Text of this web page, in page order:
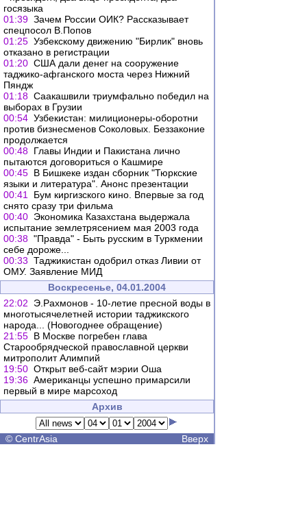
госязыка
01:39 Зачем России ОИК? Рассказывает
спецпосол В.Попов
01:25 Узбекскому движению "Бирлик" вновь
отказано в регистрации
01:20 США дали денег на сооружение
таджико-афганского моста через Нижний
Пяндж
01:18 Саакашвили триумфально победил на
выборах в Грузии
00:54 Узбекистан: милиционеры-оборотни
против бизнесменов Соколовых. Беззаконие
продолжается
00:48 Главы Индии и Пакистана лично
пытаются договориться о Кашмире
00:45 В Бишкеке издан сборник "Тюркские
языки и литература". Анонс презентации
00:41
Бум киргизского кино. Впервые за год
снято сразу три фильма
00:40 Экономика Казахстана выдержала
испытание землетрясением мая 2003 года
00:38 "Правда" - Быть русским в Туркмении
себе дороже...
00:33 Таджикистан одобрил отказ Ливии от
ОМУ. Заявление МИД
Воскресенье, 04.01.2004
22:02
Э.Рахмонов - 10-летие пресной воды в
многотысячелетней истории таджикского
народа... (Новогоднее обращение)
21:55 В Москве погребен глава
Старообрядческой православной церкви
митрополит Алимпий
19:50 Открыт веб-сайт мэрии Оша
19:36 Американцы успешно примарсили
первый в мире марсоход
Архив
© CentrAsia Вверх